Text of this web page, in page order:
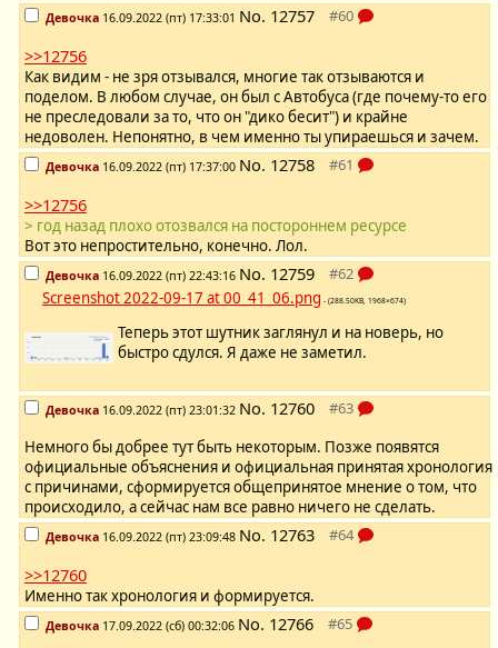
Девочка 16.09.2022 (пт) 17:33:01 No. 12757
>>12756
Как видим - не зря отзывался, многие так отзываются и
поделом. В любом случае, он был с Автобуса (где почему-то его
не преследовали за то, что он "дико бесит") и крайне
недоволен. Непонятно, в чем именно ты упираешься и зачем.
Девочка 16.09.2022 (пт) 17:37:00 No. 12758
>>12756
> год назад плохо отозвался на постороннем ресурсе
Вот это непростительно, конечно. Лол.
Девочка 16.09.2022 (пт) 22:43:16 No. 12759
Screenshot 2022-09-17 at 00_41_06.png - (288.50KB, 1968×674)
Теперь этот шутник заглянул и на новерь, но
быстро сдулся. Я даже не заметил.
Девочка 16.09.2022 (пт) 23:01:32 No. 12760
Немного бы добрее тут быть некоторым. Позже появятся
официальные объяснения и официальная принятая хронология
с причинами, сформируется общепринятое мнение о том, что
происходило, а сейчас нам все равно ничего не сделать.
Девочка 16.09.2022 (пт) 23:09:48 No. 12763
>>12760
Именно так хронология и формируется.
Девочка 17.09.2022 (сб) 00:32:06 No. 12766